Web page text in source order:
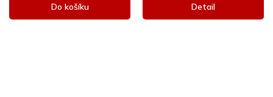
Do košíku Detail